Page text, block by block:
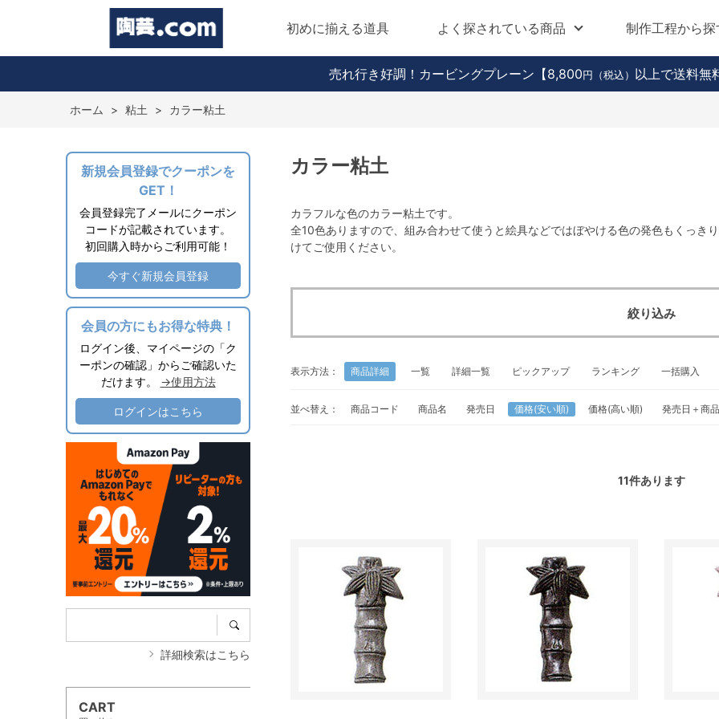
初めに揃える道具 よく探されている商品 制作工程から探
売れ行き好調！カービングプレーン 【8,800 円（税込） 以上で送料無
ホーム > 粘土 > カラー粘土
新規会員登録でクーポンを
GET！
会員登録完了メールにクーポン
コードが記載されています。
初回購入時からご利用可能！
今すぐ新規会員登録
会員の方にもお得な特典！
ログイン後、マイページの「ク
ーポンの確認」からご確認いた
だけます。 →使用方法
ログインはこちら
詳細検索はこちら
CART
カラー粘土
カラフルな色のカラー粘土です。
全10色ありますので、組み合わせて使うと絵具などではぼやける色の発色もくっき
けてご使用ください。
絞り込み
表示方法： 商品詳細 一覧 詳細一覧 ピックアップ ランキング 一括購入
並べ替え： 商品コード 商品名 発売日 価格(安い順) 価格(高い順) 発売日＋商
11件あります